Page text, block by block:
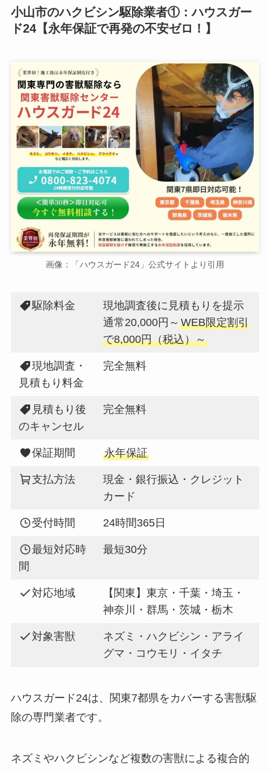
小山市のハクビシン駆除業者①：ハウスガー
ド24【永年保証で再発の不安ゼロ！】
画像：「ハウスガード24」公式サイトより引用
駆除料金
現地調査後に見積もりを提示
通常20,000円～WEB限定割引
で8,000円（税込）～
現地調査・
見積もり料金
完全無料
見積もり後
のキャンセル
完全無料
保証期間 永年保証
支払方法
現金・銀行振込・クレジット
カード
受付時間 24時間365日
最短対応時
間
最短30分
対応地域
【関東】東京・千葉・埼玉・
神奈川・群馬・茨城・栃木
対象害獣
ネズミ・ハクビシン・アライ
グマ・コウモリ・イタチ
ハウスガード24は、関東7都県をカバーする害獣駆
除の専門業者です。
ネズミやハクビシンなど複数の害獣による複合的